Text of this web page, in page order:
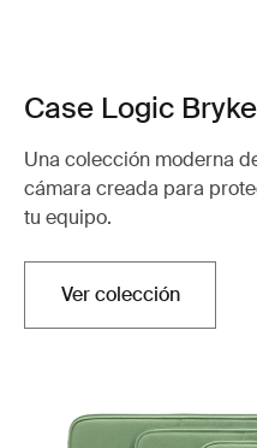
Case Logic
Una colección moderna
cámara creada para
tu equipo.
Ver colección